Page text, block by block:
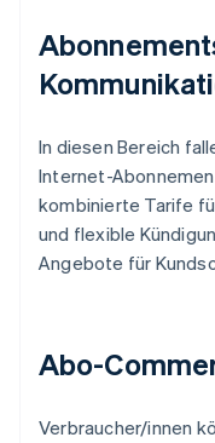
In diesen Bereich
Internet-
kombinierte Tarife
und flexible
Angebote für
Abo-
Verbraucher/innen